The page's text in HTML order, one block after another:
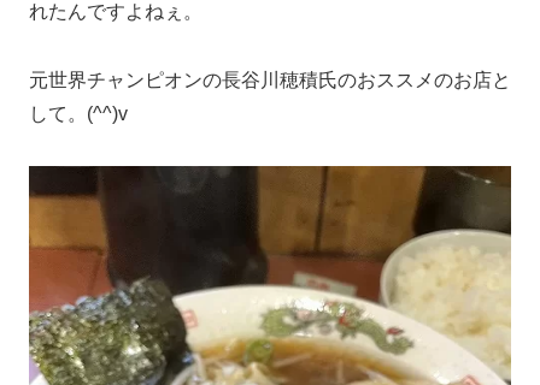
れたんですよねぇ。
元世界チャンピオンの長谷川穂積氏のおススメのお店と
して。(^^)v